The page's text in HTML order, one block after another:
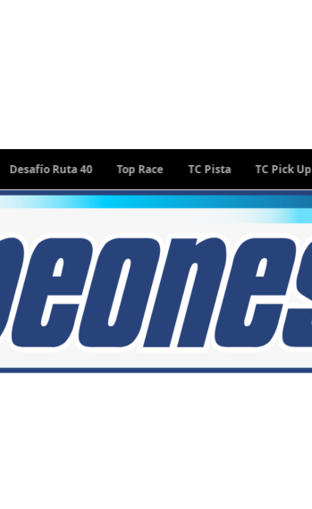
Ruta 40 Top Race TC Pista TC Pick Up